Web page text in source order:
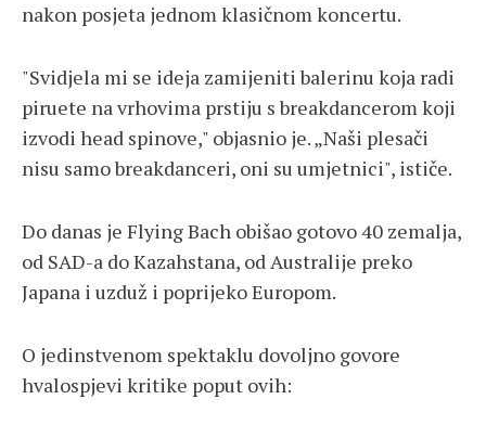
nakon posjeta jednom klasičnom koncertu.
"Svidjela mi se ideja zamijeniti balerinu koja radi
piruete na vrhovima prstiju s breakdancerom koji
izvodi head spinove," objasnio je. „Naši plesači
nisu samo breakdanceri, oni su umjetnici", ističe.
Do danas je Flying Bach obišao gotovo 40 zemalja,
od SAD-a do Kazahstana, od Australije preko
Japana i uzduž i poprijeko Europom.
O jedinstvenom spektaklu dovoljno govore
hvalospjevi kritike poput ovih: